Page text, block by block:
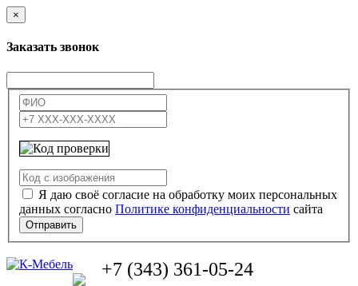
×
Заказать звонок
Я даю своё согласие на обработку моих персональных
данных согласно Политике конфиденциальности сайта
Отправить
+7 (343) 361-05-24